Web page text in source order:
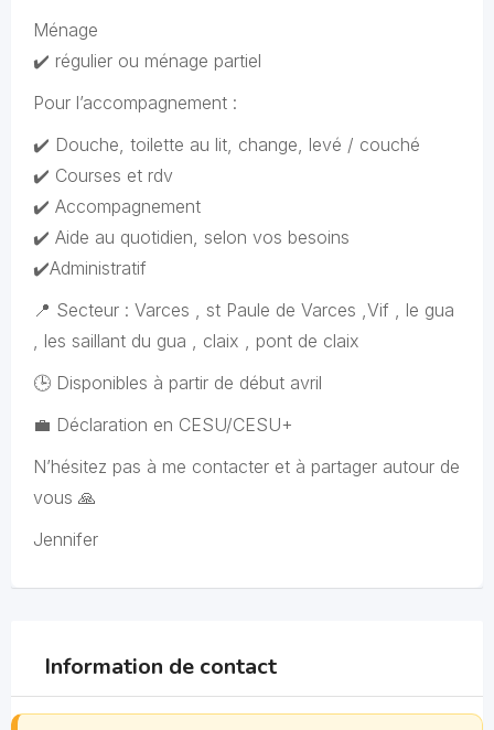
Ménage
✔️ régulier ou ménage partiel
Pour l’accompagnement :
✔️ Douche, toilette au lit, change, levé / couché
✔️ Courses et rdv
✔️ Accompagnement
✔️ Aide au quotidien, selon vos besoins
✔️Administratif
📍 Secteur : Varces , st Paule de Varces ,Vif , le gua
, les saillant du gua , claix , pont de claix
🕒 Disponibles à partir de début avril
💼 Déclaration en CESU/CESU+
N’hésitez pas à me contacter et à partager autour de
vous 🙏
Jennifer
Information de contact